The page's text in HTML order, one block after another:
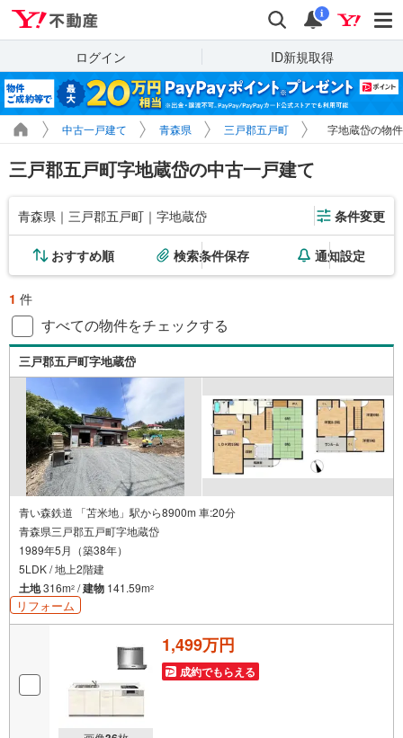
検索 通知
i
ログイン ID新規取得
中古一戸建て 青森県 三戸郡五戸町 字地蔵岱の物
三戸郡五戸町字地蔵岱の中古一戸建て
青森県｜三戸郡五戸町｜字地蔵岱 条件変更
おすすめ順 検索条件保存 通知設定
1 件
すべての物件をチェックする
三戸郡五戸町字地蔵岱
青い森鉄道 「苫米地」駅から8900m 車:20分
青森県三戸郡五戸町字地蔵岱
1989年5月（築38年）
5LDK / 地上2階建
土地316m2 /建物 141.59m2
リフォーム
1,499万円
成約でもらえる